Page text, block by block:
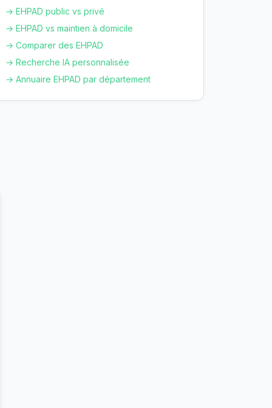
→ EHPAD public vs privé
→ EHPAD vs maintien à domicile
→ Comparer des EHPAD
→ Recherche IA personnalisée
→ Annuaire EHPAD par département